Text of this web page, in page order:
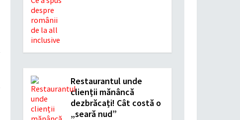
Restaurantul unde
clienții mănâncă
dezbrăcați! Cât costă o
„seară nud”